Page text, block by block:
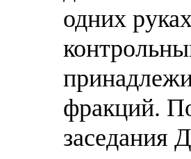
одних
фракций.
заседания